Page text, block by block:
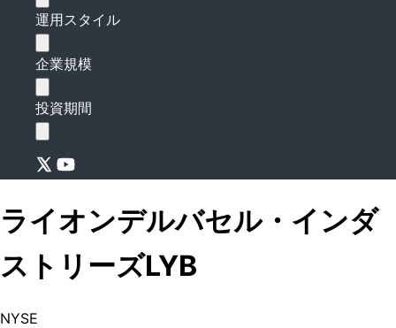
運用スタイル
企業規模
投資期間
ライオンデルバセル・インダ
ストリーズLYB
NYSE